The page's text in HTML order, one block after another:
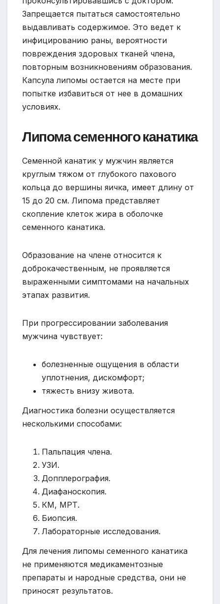
Запрещается пытаться самостоятельно
выдавливать содержимое. Это ведет к
инфицированию раны, вероятности
повреждения здоровых тканей члена,
повторным возникновениям образования.
Капсула липомы остается на месте при
попытке избавиться от нее в домашних
условиях.
Липома семенного канатика
Семенной канатик у мужчин является
круглым тяжом от глубокого пахового
кольца до вершины яичка, имеет длину от
15 до 20 см. Липома представляет
скопление клеток жира в оболочке
семенного канатика.
Образование на члене относится к
доброкачественным, не проявляется
выраженными симптомами на начальных
этапах развития.
При прогрессировании заболевания
мужчина чувствует:
болезненные ощущения в области
уплотнения, дискомфорт;
тяжесть внизу живота.
Диагностика болезни осуществляется
несколькими способами:
Пальпация члена.
УЗИ.
Допплерография.
Диафаноскопия.
КМ, МРТ.
Биопсия.
Лабораторные исследования.
Для лечения липомы семенного канатика
не применяются медикаментозные
препараты и народные средства, они не
приносят результатов.